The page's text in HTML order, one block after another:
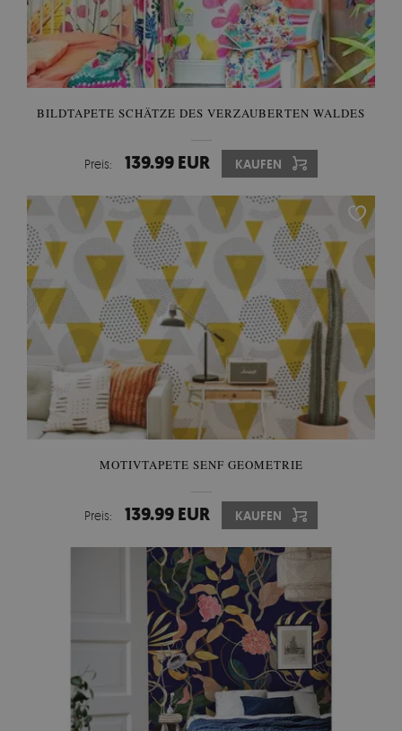
BILDTAPETE SCHÄTZE DES VERZAUBERTEN WALDES
Preis: 139.99 EUR KAUFEN
MOTIVTAPETE SENF GEOMETRIE
Preis: 139.99 EUR KAUFEN